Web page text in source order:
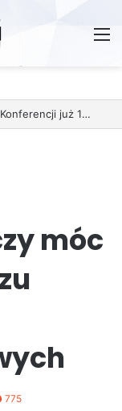
Lech Poznań kontra Mainz 05 – hit Ligi Konferencji już 11 grudnia
móc
775